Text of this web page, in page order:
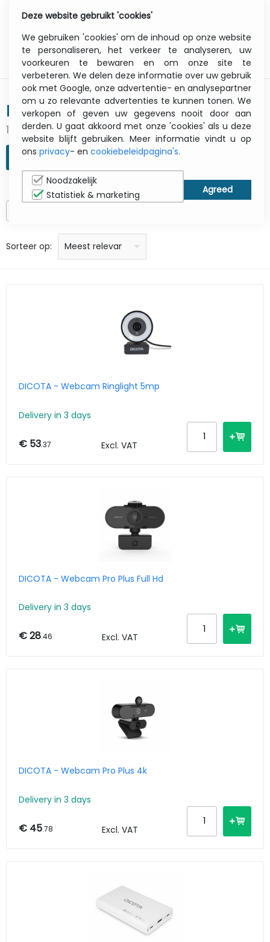
DICOTA
1357 gevonden resultaten
ZOEKOPDRACHT VERFIJNEN
Sorteer op: prijs: laag naar hoog
prijs: Hoog naar laag
Alfabetisch: A - Z
Alfabetisch: Z - A
Fabricant
Meest relevant
DICOTA - Webcam Ringlight 5mp
Delivery in 3 days
€ 53.37 Excl. VAT
DICOTA - Webcam Pro Plus Full Hd
Delivery in 3 days
€ 28.46 Excl. VAT
DICOTA - Webcam Pro Plus 4k
Delivery in 3 days
€ 45.78 Excl. VAT
Deze website gebruikt 'cookies'
We gebruiken 'cookies' om de inhoud op onze website
te personaliseren, het verkeer te analyseren, uw
voorkeuren te bewaren en om onze site te
verbeteren. We delen deze informatie over uw gebruik
ook met Google, onze advertentie- en analysepartner
om u zo relevante advertenties te kunnen tonen. We
verkopen of geven uw gegevens nooit door aan
derden. U gaat akkoord met onze 'cookies' als u deze
website blijft gebruiken. Meer informatie vindt u op
ons privacy- en cookiebeleidpagina's.
Noodzakelijk
Statistiek & marketing